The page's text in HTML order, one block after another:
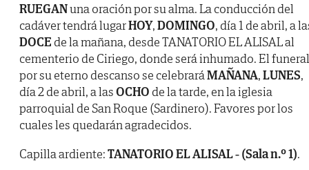
RUEGANuna oración por su alma. La conducción del
cadáver tendrá lugarHOY,DOMINGO, día 1 de abril, a
DOCE de la mañana, desde TANATORIO EL ALISAL al
cementerio de Ciriego, donde será inhumado. El funeral
por su eterno descanso se celebraráMAÑANA,LUNES,
día 2 de abril, a lasOCHO de la tarde, en la iglesia
parroquial de San Roque (Sardinero). Favores por los
cuales les quedarán agradecidos.
Capilla ardiente:TANATORIO EL ALISAL - (Sala n.º 1).